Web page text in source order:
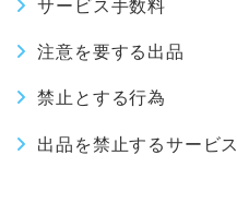
サービス手数料
注意を要する出品
禁止とする行為
出品を禁止するサービス